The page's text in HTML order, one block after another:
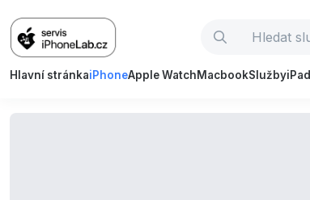
Hlavní stránkaiPhoneApple WatchMacbookSlužbyiPad